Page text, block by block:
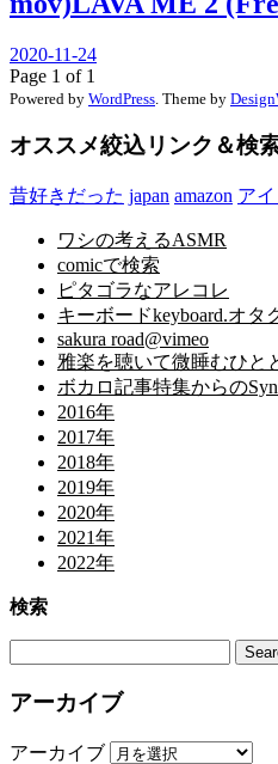
2020-11-24
Page 1 of 1
Powered by WordPress . Theme by
オススメ絞込リンク＆検
昔好きだった japan amazon ア
ワシの考えるASMR
comicで検索
ピタゴラなアレコレ
キーボードkeyboard.オタ
sakura road@vimeo
雅楽を聴いて微睡むひと
ボカロ記事特集からの
2016年
2017年
2018年
2019年
2020年
2021年
2022年
検索
アーカイブ
アーカイブ